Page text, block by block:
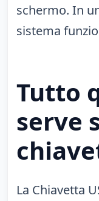
schermo. In
sistema
Tutto
serve
La Chiavetta